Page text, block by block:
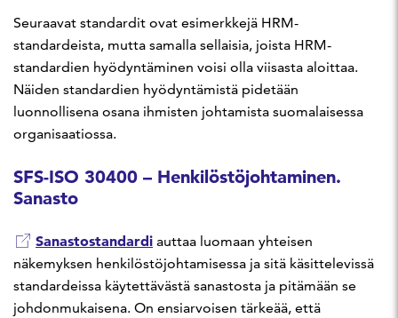
Seuraavat standardit ovat esimerkkejä HRM-
standardeista, mutta samalla sellaisia, joista HRM-
standardien hyödyntäminen voisi olla viisasta aloittaa.
Näiden standardien hyödyntämistä pidetään
luonnollisena osana ihmisten johtamista suomalaisessa
organisaatiossa.
SFS-ISO 30400 – Henkilöstöjohtaminen.
Sanasto
Sanastostandardi auttaa luomaan yhteisen
näkemyksen henkilöstöjohtamisessa ja sitä käsittelevissä
standardeissa käytettävästä sanastosta ja pitämään se
johdonmukaisena. On ensiarvoisen tärkeää, että